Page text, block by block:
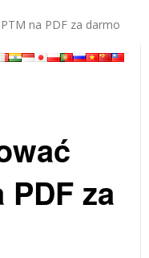
na PDF za darmo
za